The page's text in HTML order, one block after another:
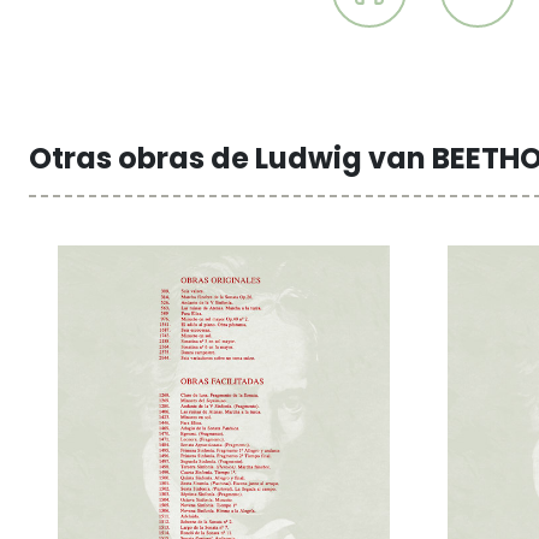
Otras obras de Ludwig van